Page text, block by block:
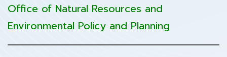
Office of Natural Resources and
Environmental Policy and Planning